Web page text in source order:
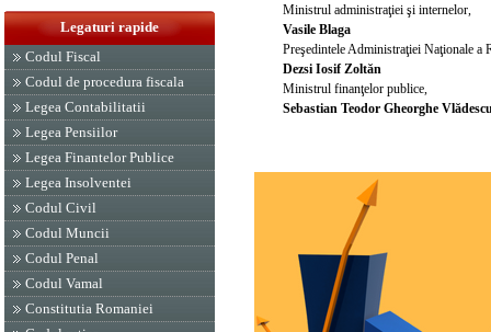
Legaturi rapide
Codul Fiscal
Codul de procedura fiscala
Legea Contabilitatii
Legea Pensiilor
Legea Finantelor Publice
Legea Insolventei
Codul Civil
Codul Muncii
Codul Penal
Codul Vamal
Constitutia Romaniei
Ministrul administraţiei şi internelor,
Vasile Blaga
Preşedintele Administraţiei Naţionale a
Dezsi Iosif Zoltăn
Ministrul finanţelor publice,
Sebastian Teodor Gheorghe